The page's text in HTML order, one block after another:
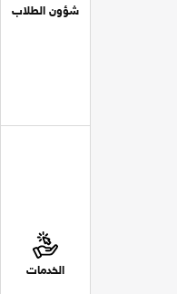
شؤون الطلاب
الخدمات